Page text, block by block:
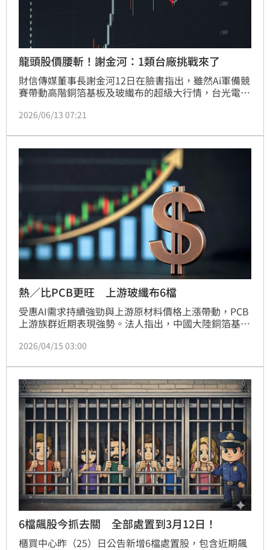
龍頭股價腰斬！謝金河：1類台廠挑戰來了
財信傳媒董事長謝金河12日在臉書指出，雖然Ai軍備競
賽帶動高階銅箔基板及玻纎布的超級大行情，台光電股
紡織股價率先腰斬，讓他直呼不尋常，斷言「玻璃纖維
2026/06/13 07:21
熱／比PCB更旺 上游玻纖布6檔
受惠AI需求持續強勁與上游原材料價格上漲帶動，PCB
上游族群近期表現強勢。法人指出，中國大陸銅箔基板
價格約10%，為2026年以來第三度調價，顯示產業景
2026/04/15 03:00
6檔飆股今抓去關 全部處置到3月12日！
櫃買中心昨（25）日公告新增6檔處置股，包含近期飆